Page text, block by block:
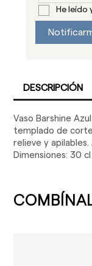
He leído
DESCRIPCIÓN
Vaso Barshine
templado de
relieve y
Dimensiones: 30